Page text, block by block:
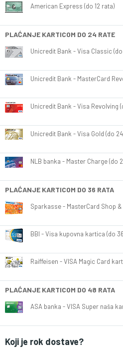
American Express (do 12 rata)
PLAĆANJE KARTICOM DO 24 RATE
Unicredit Bank - Visa Classic
Unicredit Bank - MasterCard
Unicredit Bank - Visa Revolving
Unicredit Bank - Visa Gold (do
NLB banka - Master Charge (do
PLAĆANJE KARTICOM DO 36 RATA
Sparkasse - MasterCard Shop
BBI - Visa kupovna kartica (do
Raiffeisen - VISA Magic Card
PLAĆANJE KARTICOM DO 48 RATA
ASA banka - VISA Super naša
Koji je rok dostave?